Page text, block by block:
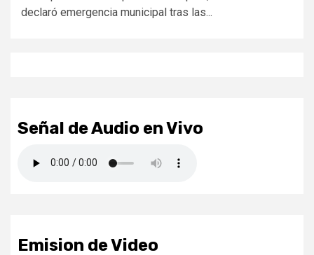
declaró emergencia municipal tras las...
Señal de Audio en Vivo
Emision de Video